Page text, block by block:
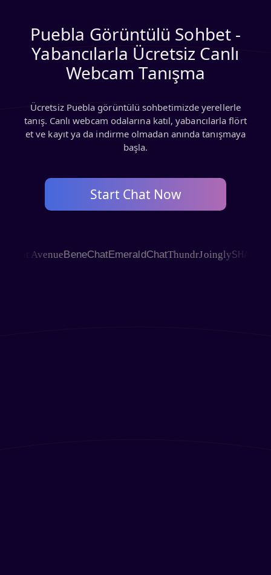
Puebla Görüntülü Sohbet -
Yabancılarla Ücretsiz Canlı
Webcam Tanışma
Ücretsiz Puebla görüntülü sohbetimizde yerellerle
tanış. Canlı webcam odalarına katıl, yabancılarla flört
et ve kayıt ya da indirme olmadan anında tanışmaya
başla.
Start Chat Now
AvenueBeneChatEmeraldChatThundrJoinglySHAGLE